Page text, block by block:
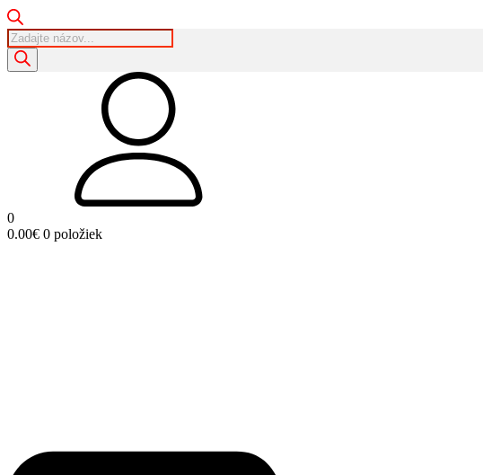
Products
search
0
0.00€ 0 položiek